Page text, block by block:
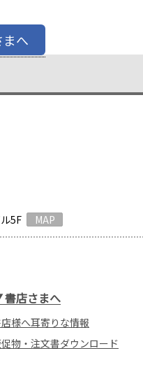
へ
5F
MAP
書店さまへ
様へ耳寄りな情報
物・注文書ダウンロード